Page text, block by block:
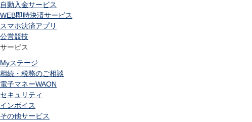
自動入金サービス
WEB即時決済サービス
スマホ決済アプリ
公営競技
サービス
Myステージ
相続・税務のご相談
電子マネーWAON
セキュリティ
インボイス
その他サービス